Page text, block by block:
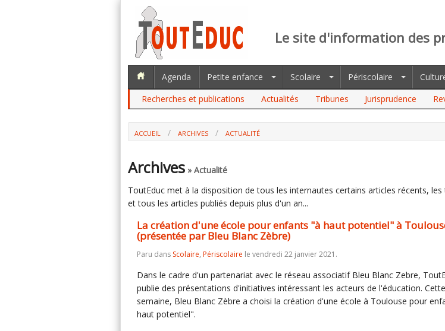
Le site d'information des
Agenda Petite enfance Scolaire Périscolaire
Recherches et publications
Actualités Tribunes Jurisprudence
ACCUEIL ARCHIVES
ACTUALITÉ
BLANC ZÈBRE)
Archives » Actualité
ToutEduc met à la disposition de tous les internautes certains articles récents, les
et tous les articles publiés depuis plus d'un an...
La création d'une école pour enfants "à haut potentiel" à
(présentée par Bleu Blanc Zèbre)
Paru dans Scolaire, Périscolaire le vendredi 22 janvier 2021.
Dans le cadre d'un partenariat avec le réseau associatif Bleu Blanc Zebre,
publie des présentations d'initiatives intéressant les acteurs de l'éducation. Cette
semaine, Bleu Blanc Zèbre a choisi la création d'une école à Toulouse pour
haut potentiel".